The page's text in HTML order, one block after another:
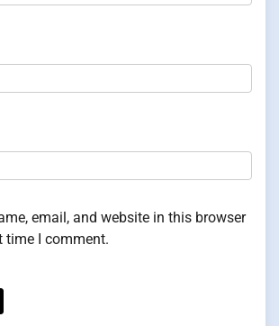
email, and website in this browser
time I comment.